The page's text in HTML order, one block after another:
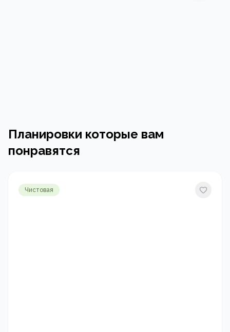
Планировки которые вам
понравятся
Чистовая